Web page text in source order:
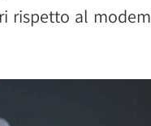
rispetto al modem